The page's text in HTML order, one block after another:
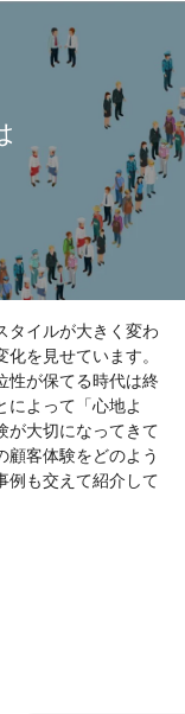
タイルが大きく変わ
を見せています。
性が保てる時代は終
によって「心地よ
が大切になってきて
顧客体験をどのよう
例も交えて紹介して